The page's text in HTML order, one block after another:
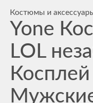
Костюмы и
Yone
LOL